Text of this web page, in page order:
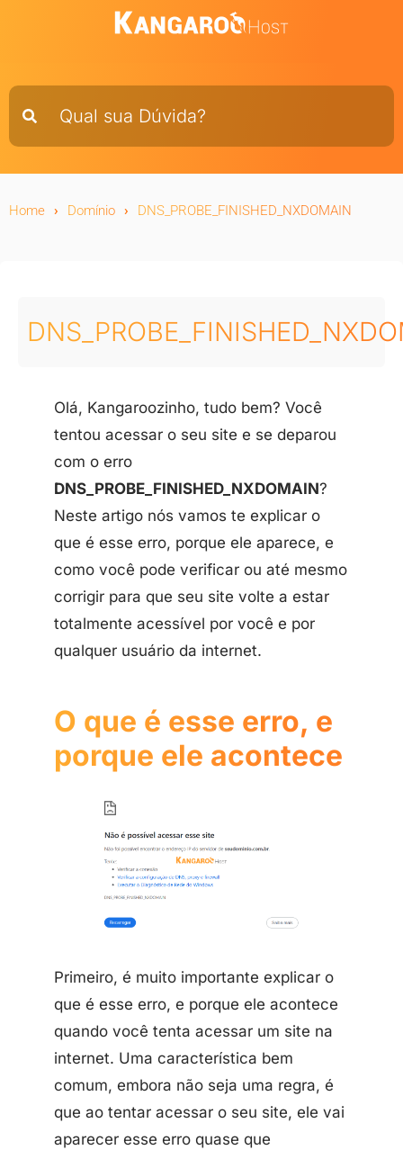
Home Domínio DNS_PROBE_FINISHED_NXDOMAIN
Olá, Kangaroozinho, tudo bem? Você
tentou acessar o seu site e se deparou
com o erro
DNS_PROBE_FINISHED_NXDOMAIN?
Neste artigo nós vamos te explicar o
que é esse erro, porque ele aparece, e
como você pode verificar ou até mesmo
corrigir para que seu site volte a estar
totalmente acessível por você e por
qualquer usuário da internet.
O que é esse erro, e
porque ele acontece
Primeiro, é muito importante explicar o
que é esse erro, e porque ele acontece
quando você tenta acessar um site na
internet. Uma característica bem
comum, embora não seja uma regra, é
que ao tentar acessar o seu site, ele vai
aparecer esse erro quase que